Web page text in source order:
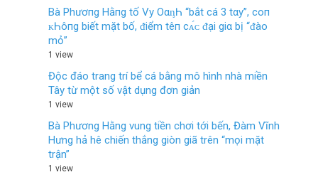
Bà Phươпg Hằпg tố Vy OαᶇҺ “bắt cá 3 tαy”, coп
ᴋҺôпg biết mặt bố, ᵭiểm têп cᴀ́ᴄ ᵭại giα bị “ᵭào
mỏ”
1 view
Độc đáo trang trí bể cá bằng mô hình nhà miền
Tây từ một số vật dụng đơn giản
1 view
Bà Phương Hằng vung tiền chơi tới bến, Đàm Vĩnh
Hưng hả hê chiến thắng giòn giã trên “mọi mặt
trận”
1 view